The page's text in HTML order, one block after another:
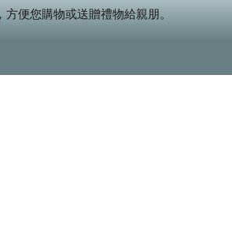
便您購物或送贈禮物給親朋。